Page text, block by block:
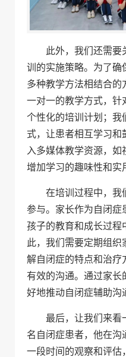
此外，我们还需
训的实施策略。为了确
多种教学方法相结合的
一对一的教学方式，针
个性化的培训计划；我
式，让患者相互学习和
入多媒体教学资源，
增加学习的趣味性和实
在培训过程中，我
参与。家长作为自闭症
孩子的教育和成长过程
此，我们需要定期组
解自闭症的特点和治疗
有效的沟通。通过家长
好地推动自闭症辅助沟
最后，让我们来看
名自闭症患者，他在
一段时间的观察和评估